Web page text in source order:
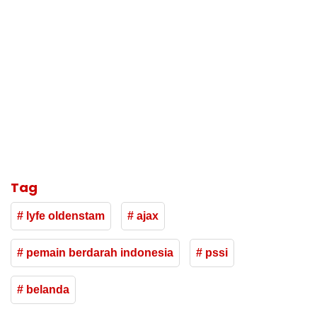
Tag
# lyfe oldenstam # ajax
# pemain berdarah indonesia # pssi
# belanda